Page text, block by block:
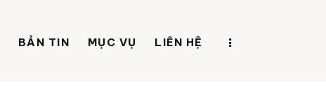
BẢN TIN MỤC VỤ LIÊN HỆ